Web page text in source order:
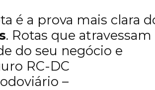
é a prova mais clara
. Rotas que atravessam
do seu negócio e
RC-DC
–